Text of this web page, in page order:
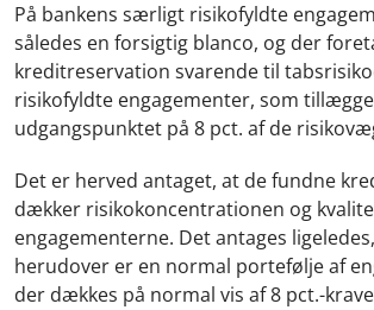
På bankens særligt risikofyldte
således en forsigtig blanco, og der
kreditreservation svarende til
risikofyldte engagementer, som
udgangspunktet på 8 pct. af de
Det er herved antaget, at de fundne
dækker risikokoncentrationen og
engagementerne. Det antages
herudover er en normal portefølje af
der dækkes på normal vis af 8 pct.-